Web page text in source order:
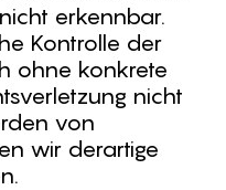
erkennbar.
Kontrolle der
ohne konkrete
nicht
von
wir derartige